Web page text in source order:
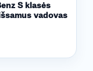
S klasės
vadovas